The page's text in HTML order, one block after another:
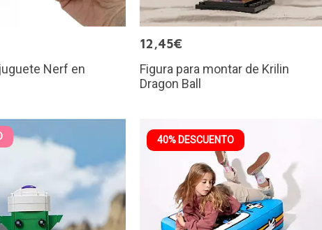
Nerf en
12,45€
Figura para montar de Krilin
Dragon Ball
40% DESCUENTO